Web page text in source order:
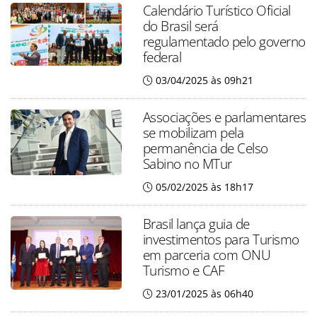
Calendário Turístico Oficial
do Brasil será
regulamentado pelo governo
federal
03/04/2025 às 09h21
Associações e parlamentares
se mobilizam pela
permanência de Celso
Sabino no MTur
05/02/2025 às 18h17
Brasil lança guia de
investimentos para Turismo
em parceria com ONU
Turismo e CAF
23/01/2025 às 06h40